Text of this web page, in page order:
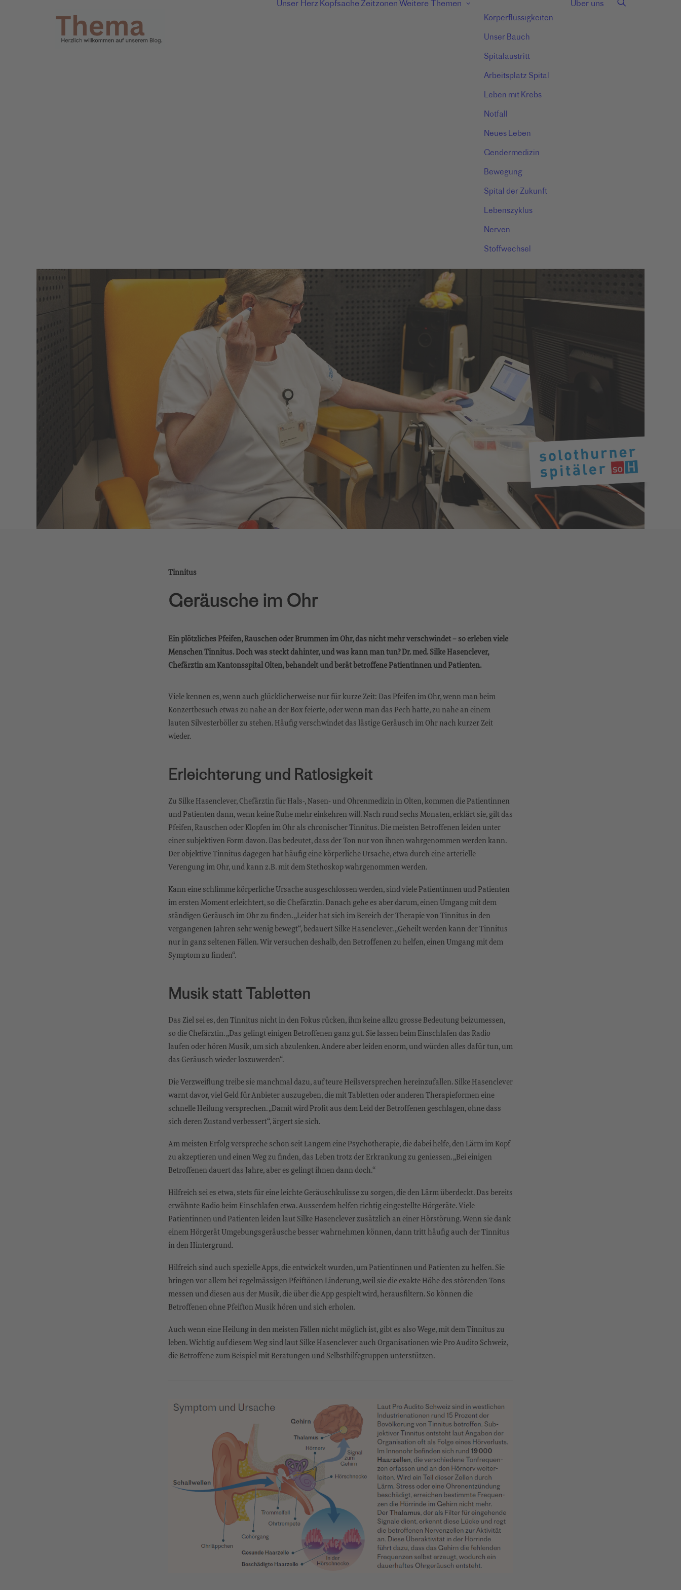
Unser Herz Kopfsache Zeitzonen Weitere Themen
Körperflüssigkeiten
Unser Bauch
Spitalaustritt
Arbeitsplatz Spital
Leben mit Krebs
Notfall
Neues Leben
Gendermedizin
Bewegung
Spital der Zukunft
Lebenszyklus
Nerven
Stoffwechsel
Über uns
Tinnitus
Geräusche im Ohr
Ein plötzliches Pfeifen, Rauschen oder Brummen im Ohr, das nicht mehr verschwindet – so erleben viele
Menschen Tinnitus. Doch was steckt dahinter, und was kann man tun? Dr. med. Silke Hasenclever,
Chefärztin am Kantonsspital Olten, behandelt und berät betroffene Patientinnen und Patienten.
Viele kennen es, wenn auch glücklicherweise nur für kurze Zeit: Das Pfeifen im Ohr, wenn man beim
Konzertbesuch etwas zu nahe an der Box feierte, oder wenn man das Pech hatte, zu nahe an einem
lauten Silvesterböller zu stehen. Häufig verschwindet das lästige Geräusch im Ohr nach kurzer Zeit
wieder.
Erleichterung und Ratlosigkeit
Zu Silke Hasenclever, Chefärztin für Hals-, Nasen- und Ohrenmedizin in Olten, kommen die Patientinnen
und Patienten dann, wenn keine Ruhe mehr einkehren will. Nach rund sechs Monaten, erklärt sie, gilt das
Pfeifen, Rauschen oder Klopfen im Ohr als chronischer Tinnitus. Die meisten Betroffenen leiden unter
einer subjektiven Form davon. Das bedeutet, dass der Ton nur von ihnen wahrgenommen werden kann.
Der objektive Tinnitus dagegen hat häufig eine körperliche Ursache, etwa durch eine arterielle
Verengung im Ohr, und kann z.B. mit dem Stethoskop wahrgenommen werden.
Kann eine schlimme körperliche Ursache ausgeschlossen werden, sind viele Patientinnen und Patienten
im ersten Moment erleichtert, so die Chefärztin. Danach gehe es aber darum, einen Umgang mit dem
ständigen Geräusch im Ohr zu finden. „Leider hat sich im Bereich der Therapie von Tinnitus in den
vergangenen Jahren sehr wenig bewegt“, bedauert Silke Hasenclever. „Geheilt werden kann der Tinnitus
nur in ganz seltenen Fällen. Wir versuchen deshalb, den Betroffenen zu helfen, einen Umgang mit dem
Symptom zu finden“.
Musik statt Tabletten
Das Ziel sei es, den Tinnitus nicht in den Fokus rücken, ihm keine allzu grosse Bedeutung beizumessen,
so die Chefärztin. „Das gelingt einigen Betroffenen ganz gut. Sie lassen beim Einschlafen das Radio
laufen oder hören Musik, um sich abzulenken. Andere aber leiden enorm, und würden alles dafür tun, um
das Geräusch wieder loszuwerden“.
Die Verzweiflung treibe sie manchmal dazu, auf teure Heilsversprechen hereinzufallen. Silke Hasenclever
warnt davor, viel Geld für Anbieter auszugeben, die mit Tabletten oder anderen Therapieformen eine
schnelle Heilung versprechen. „Damit wird Profit aus dem Leid der Betroffenen geschlagen, ohne dass
sich deren Zustand verbessert“, ärgert sie sich.
Am meisten Erfolg verspreche schon seit Langem eine Psychotherapie, die dabei helfe, den Lärm im Kopf
zu akzeptieren und einen Weg zu finden, das Leben trotz der Erkrankung zu geniessen. „Bei einigen
Betroffenen dauert das Jahre, aber es gelingt ihnen dann doch.“
Hilfreich sei es etwa, stets für eine leichte Geräuschkulisse zu sorgen, die den Lärm überdeckt. Das bereits
erwähnte Radio beim Einschlafen etwa. Ausserdem helfen richtig eingestellte Hörgeräte. Viele
Patientinnen und Patienten leiden laut Silke Hasenclever zusätzlich an einer Hörstörung. Wenn sie dank
einem Hörgerät Umgebungsgeräusche besser wahrnehmen können, dann tritt häufig auch der Tinnitus
in den Hintergrund.
Hilfreich sind auch spezielle Apps, die entwickelt wurden, um Patientinnen und Patienten zu helfen. Sie
bringen vor allem bei regelmässigen Pfeiftönen Linderung, weil sie die exakte Höhe des störenden Tons
messen und diesen aus der Musik, die über die App gespielt wird, herausfiltern. So können die
Betroffenen ohne Pfeifton Musik hören und sich erholen.
Auch wenn eine Heilung in den meisten Fällen nicht möglich ist, gibt es also Wege, mit dem Tinnitus zu
leben. Wichtig auf diesem Weg sind laut Silke Hasenclever auch Organisationen wie Pro Audito Schweiz,
die Betroffene zum Beispiel mit Beratungen und Selbsthilfegruppen unterstützen.